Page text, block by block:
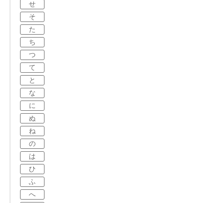
せ
そ
た
ち
つ
て
と
な
に
ぬ
ね
の
は
ひ
ふ
へ